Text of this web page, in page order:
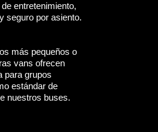
entretenimiento,
seguro por asiento.
más pequeños o
vans ofrecen
para grupos
estándar de
nuestros buses.